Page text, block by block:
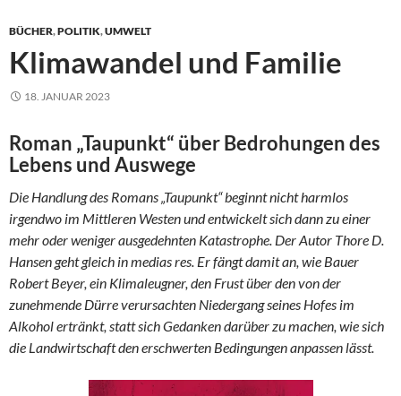
BÜCHER,POLITIK,UMWELT
Klimawandel und Familie
18. JANUAR 2023
Roman „Taupunkt“ über Bedrohungen des
Lebens und Auswege
Die Handlung des Romans „Taupunkt“ beginnt nicht harmlos
irgendwo im Mittleren Westen und entwickelt sich dann zu einer
mehr oder weniger ausgedehnten Katastrophe. Der Autor Thore D.
Hansen geht gleich in medias res. Er fängt damit an, wie Bauer
Robert Beyer, ein Klimaleugner, den Frust über den von der
zunehmende Dürre verursachten Niedergang seines Hofes im
Alkohol ertränkt, statt sich Gedanken darüber zu machen, wie sich
die Landwirtschaft den erschwerten Bedingungen anpassen lässt.